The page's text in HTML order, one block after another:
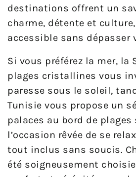
destinations offrent un
charme, détente et
accessible sans dépasser
Si vous préférez la mer, la
plages cristallines vous
paresse sous le soleil,
Tunisie vous propose un
palaces au bord de
l’occasion rêvée de se
tout inclus sans soucis.
été soigneusement